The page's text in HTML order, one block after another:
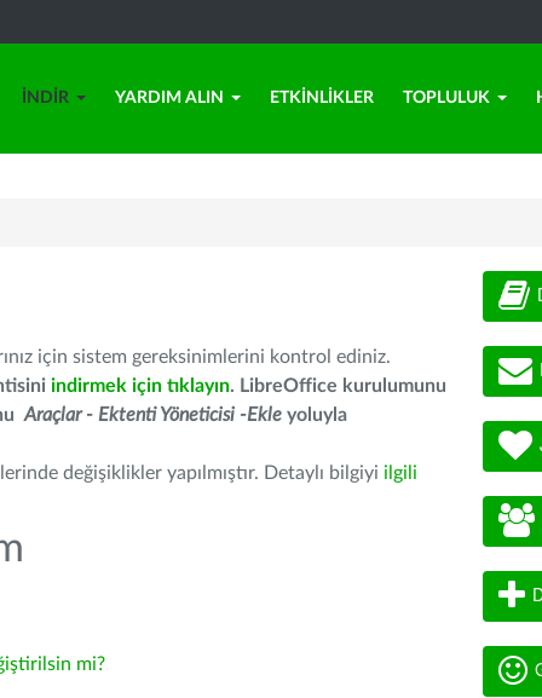
İNDIR YARDIM ALIN ETKINLIKLER TOPLULUK
için sistem gereksinimlerini kontrol ediniz.
indirmek için tıklayın. LibreOffice kurulumunu
Araçlar - Ektenti Yöneticisi -Ekle yoluyla
değişiklikler yapılmıştır. Detaylı bilgiyi ilgili
mi?